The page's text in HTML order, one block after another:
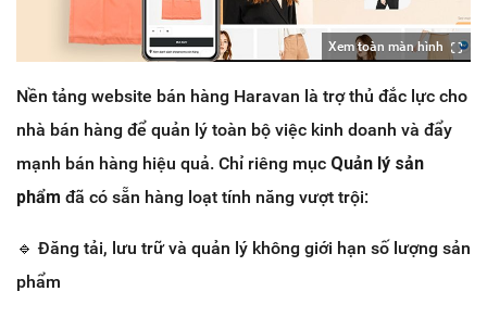
Xem toàn màn hình
Nền tảng website bán hàng Haravan là trợ thủ đắc lực cho
nhà bán hàng để quản lý toàn bộ việc kinh doanh và đẩy
mạnh bán hàng hiệu quả. Chỉ riêng mục Quản lý sản
phẩm đã có sẵn hàng loạt tính năng vượt trội:
🔹 Đăng tải, lưu trữ và quản lý không giới hạn số lượng sản
phẩm